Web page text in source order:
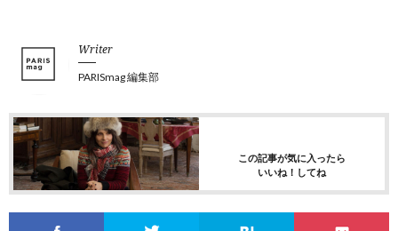
Writer
PARISmag 編集部
この記事が気に入ったら
いいね！してね